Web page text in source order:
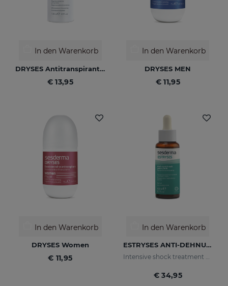
In den Warenkorb
DRYSES Antitranspirant-Lösung
€ 13,95
In den Warenkorb
DRYSES MEN
€ 11,95
In den Warenkorb
DRYSES Women
€ 11,95
In den Warenkorb
ESTRYSES ANTI-DEHNUNGSSTREIFEN-SERUM FORTE 50 ML
Intensive shock treatment of stretch marks shock (pearly white).
€ 34,95